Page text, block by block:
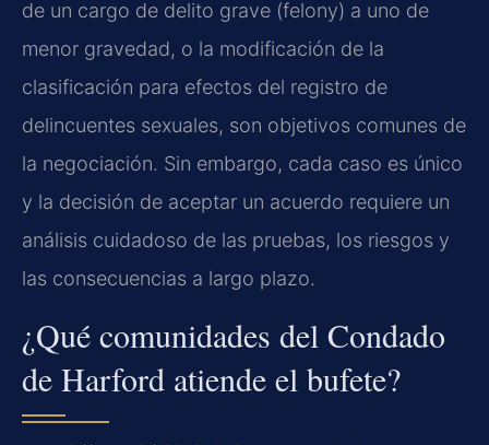
de un cargo de delito grave (felony) a uno de
menor gravedad, o la modificación de la
clasificación para efectos del registro de
delincuentes sexuales, son objetivos comunes de
la negociación. Sin embargo, cada caso es único
y la decisión de aceptar un acuerdo requiere un
análisis cuidadoso de las pruebas, los riesgos y
las consecuencias a largo plazo.
¿Qué comunidades del Condado
de Harford atiende el bufete?